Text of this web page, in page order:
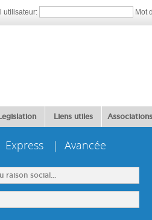
utilisateur: Mot
Liens utiles Associations